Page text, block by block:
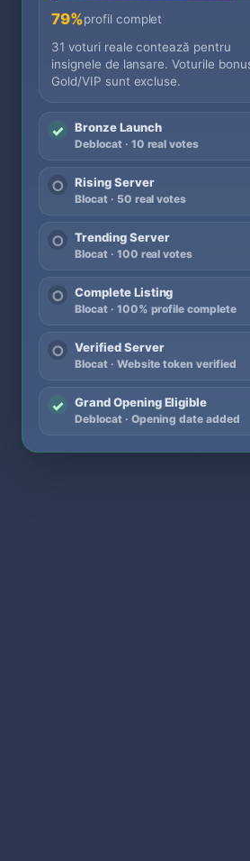
79%profil complet
31 voturi reale contează pentru
insignele de lansare. Voturile
Gold/VIP sunt excluse.
✓ Bronze Launch
Deblocat · 10 real votes
○ Rising Server
Blocat · 50 real votes
○ Trending Server
Blocat · 100 real votes
○ Complete Listing
Blocat · 100% profile complete
○ Verified Server
Blocat · Website token verified
✓ Grand Opening Eligible
Deblocat · Opening date added